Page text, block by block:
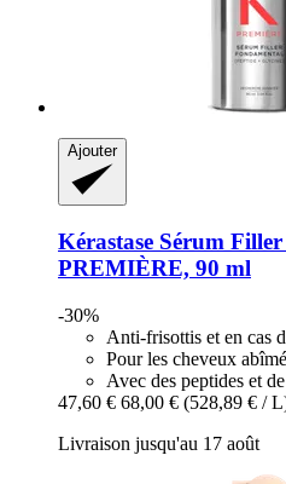
Ajouter
Kérastase Sérum
PREMIÈRE, 90 ml
-30%
Anti-frisottis et en cas
Pour les cheveux
Avec des peptides et
47,60 € 68,00 € (528,89 € /
Livraison jusqu'au 17 août